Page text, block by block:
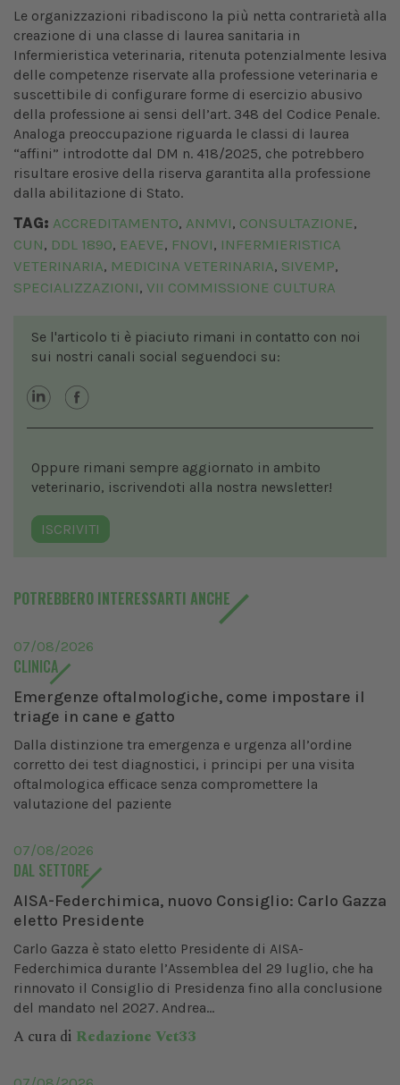
Le organizzazioni ribadiscono la più netta contrarietà alla
creazione di una classe di laurea sanitaria in
Infermieristica veterinaria, ritenuta potenzialmente lesiva
delle competenze riservate alla professione veterinaria e
suscettibile di configurare forme di esercizio abusivo
della professione ai sensi dell’art. 348 del Codice Penale.
Analoga preoccupazione riguarda le classi di laurea
“affini” introdotte dal DM n. 418/2025, che potrebbero
risultare erosive della riserva garantita alla professione
dalla abilitazione di Stato.
TAG: ACCREDITAMENTO, ANMVI, CONSULTAZIONE,
CUN, DDL 1890, EAEVE, FNOVI, INFERMIERISTICA
VETERINARIA, MEDICINA VETERINARIA, SIVEMP,
SPECIALIZZAZIONI, VII COMMISSIONE CULTURA
Se l'articolo ti è piaciuto rimani in contatto con noi
sui nostri canali social seguendoci su:
Oppure rimani sempre aggiornato in ambito
veterinario, iscrivendoti alla nostra newsletter!
ISCRIVITI
POTREBBERO INTERESSARTI ANCHE
07/08/2026
CLINICA
Emergenze oftalmologiche, come impostare il
triage in cane e gatto
Dalla distinzione tra emergenza e urgenza all’ordine
corretto dei test diagnostici, i principi per una visita
oftalmologica efficace senza compromettere la
valutazione del paziente
07/08/2026
DAL SETTORE
AISA-Federchimica, nuovo Consiglio: Carlo Gazza
eletto Presidente
Carlo Gazza è stato eletto Presidente di AISA-
Federchimica durante l’Assemblea del 29 luglio, che ha
rinnovato il Consiglio di Presidenza fino alla conclusione
del mandato nel 2027. Andrea...
A cura di Redazione Vet33